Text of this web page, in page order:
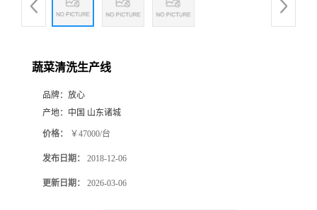
蔬菜清洗生产线
品牌： 放心
产地： 中国 山东诸城
价格： ￥47000/台
发布日期： 2018-12-06
更新日期： 2026-03-06